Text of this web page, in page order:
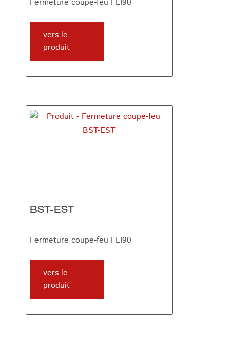
vers le
produit
BST-EST
Fermeture coupe-feu FLI90
vers le
produit